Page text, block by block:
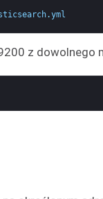
.yml
z